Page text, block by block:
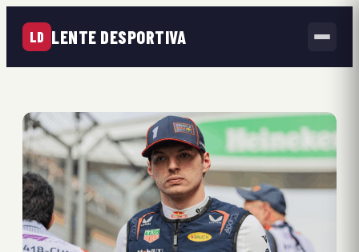
LD LENTE DESPORTIVA